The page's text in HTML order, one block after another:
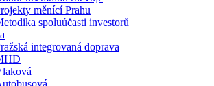
měnící Prahu
spoluúčasti investorů
integrovaná doprava